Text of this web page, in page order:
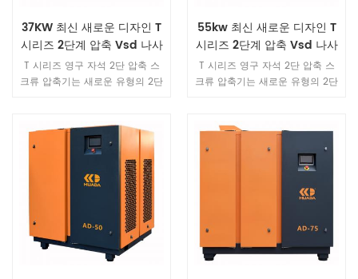
37KW 최신 새로운 디자인 T
시리즈 2단계 압축 Vsd 나사
공기 압축기
T 시리즈 영구 자석 2단 압축 스
크류 압축기는 새로운 유형의 2단
압축 장치를 포함하고 로터의 내
부 구조를 최적화하며 고효율 2단
압축은 세계 최고 수준의 변위.
55kw 최신 새로운 디자인 T
시리즈 2단계 압축 Vsd 나사
공기 압축기
T 시리즈 영구 자석 2단 압축 스
크류 압축기는 새로운 유형의 2단
압축 장치를 포함하고 로터의 내
부 구조를 최적화하며 고효율 2단
압축은 세계 최고 수준의 변위.